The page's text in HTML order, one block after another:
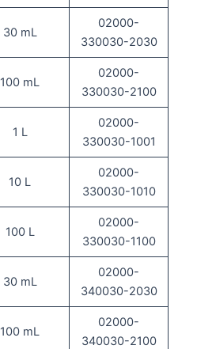
30 mL
02000-
330030-2030
100 mL
02000-
330030-2100
1 L
02000-
330030-1001
10 L
02000-
330030-1010
100 L
02000-
330030-1100
30 mL
02000-
340030-2030
100 mL
02000-
340030-2100